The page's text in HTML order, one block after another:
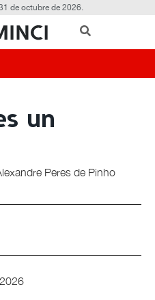
de octubre de 2026.
un
Peres de Pinho